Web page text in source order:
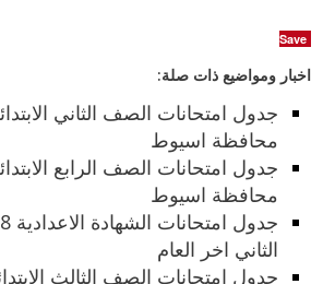
Save
اخبار ومواضيع ذات صلة:
محافظة اسيوط
جدول امتحانات الصف الرابع
محافظة اسيوط
الثاني اخر العام